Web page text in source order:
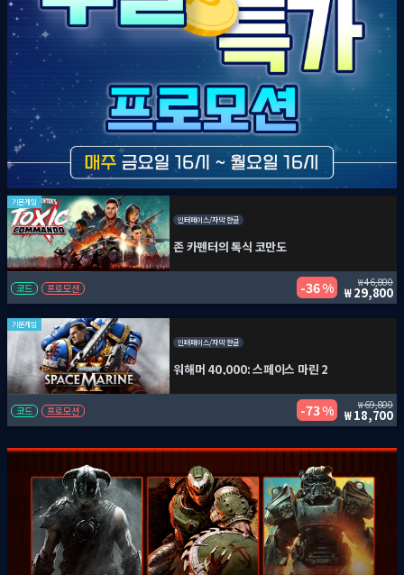
기본게임
인터페이스/자막 한글
존 카펜터의 톡식 코만도
코드 프로모션 36 % 46,800
29,800
기본게임
인터페이스/자막 한글
워해머 40,000: 스페이스 마린 2
코드 프로모션 73 % 69,800
18,700